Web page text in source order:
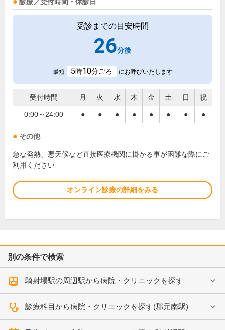
診療／受付時間・休診日
受診までの目安時間
26分後
最短 5時10分ごろ にお呼びいたします
受付時間 月 火 水 木 金 土 日 祝
0:00～24:00 ● ● ● ● ● ● ● ●
その他
急な発熱、悪天候など直接医療機関に掛かる事が困難な際にご
利用ください
オンライン診療の詳細をみる
別の条件で検索
騎射場駅の周辺駅から病院・クリニックを探す
診療科目から病院・クリニックを探す(郡元南駅)